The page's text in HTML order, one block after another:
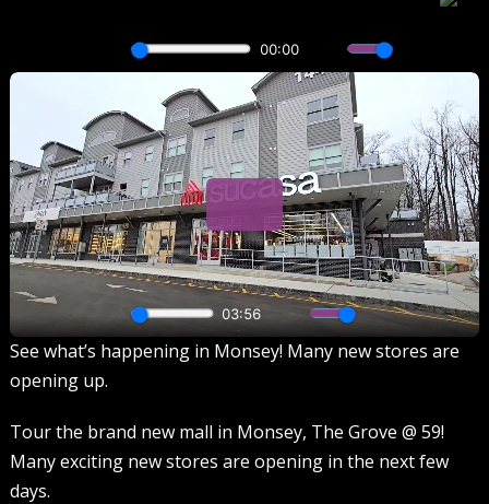
See what’s happening in Monsey! Many new stores are
opening up.
Tour the brand new mall in Monsey, The Grove @ 59!
Many exciting new stores are opening in the next few
days.